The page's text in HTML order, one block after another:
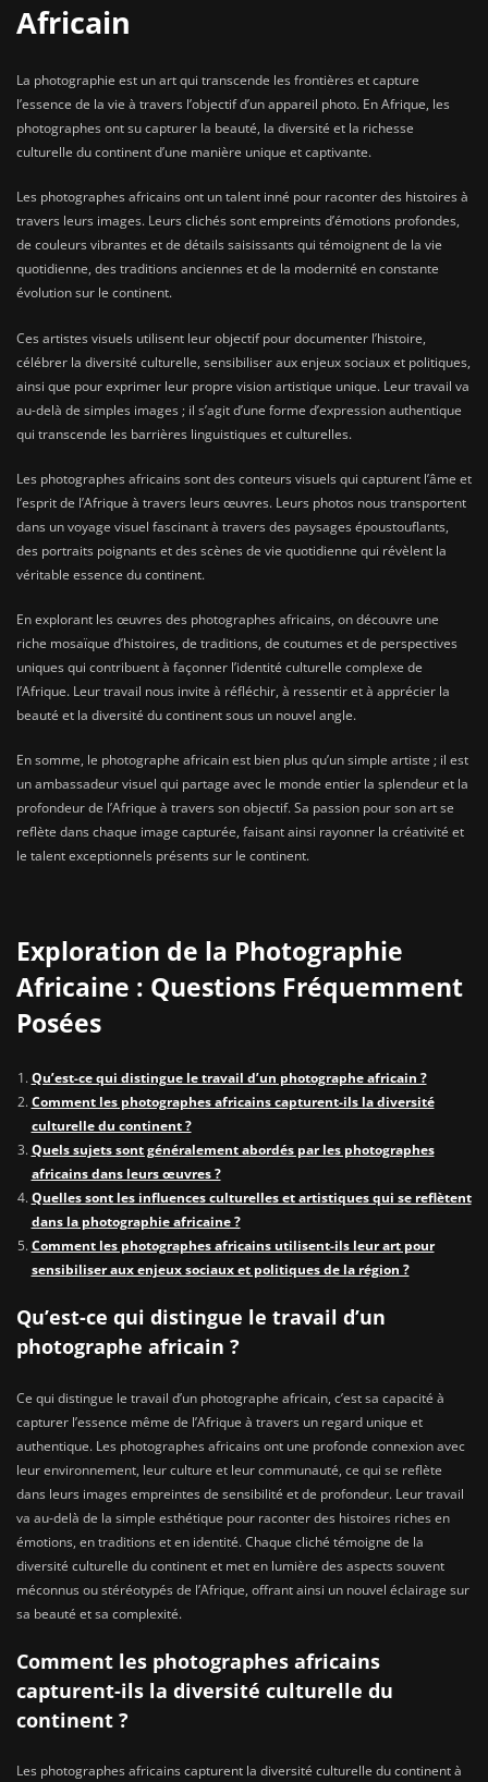
Africain
La photographie est un art qui transcende les frontières et capture
l’essence de la vie à travers l’objectif d’un appareil photo. En Afrique, les
photographes ont su capturer la beauté, la diversité et la richesse
culturelle du continent d’une manière unique et captivante.
Les photographes africains ont un talent inné pour raconter des histoires à
travers leurs images. Leurs clichés sont empreints d’émotions profondes,
de couleurs vibrantes et de détails saisissants qui témoignent de la vie
quotidienne, des traditions anciennes et de la modernité en constante
évolution sur le continent.
Ces artistes visuels utilisent leur objectif pour documenter l’histoire,
célébrer la diversité culturelle, sensibiliser aux enjeux sociaux et politiques,
ainsi que pour exprimer leur propre vision artistique unique. Leur travail va
au-delà de simples images ; il s’agit d’une forme d’expression authentique
qui transcende les barrières linguistiques et culturelles.
Les photographes africains sont des conteurs visuels qui capturent l’âme et
l’esprit de l’Afrique à travers leurs œuvres. Leurs photos nous transportent
dans un voyage visuel fascinant à travers des paysages époustouflants,
des portraits poignants et des scènes de vie quotidienne qui révèlent la
véritable essence du continent.
En explorant les œuvres des photographes africains, on découvre une
riche mosaïque d’histoires, de traditions, de coutumes et de perspectives
uniques qui contribuent à façonner l’identité culturelle complexe de
l’Afrique. Leur travail nous invite à réfléchir, à ressentir et à apprécier la
beauté et la diversité du continent sous un nouvel angle.
En somme, le photographe africain est bien plus qu’un simple artiste ; il est
un ambassadeur visuel qui partage avec le monde entier la splendeur et la
profondeur de l’Afrique à travers son objectif. Sa passion pour son art se
reflète dans chaque image capturée, faisant ainsi rayonner la créativité et
le talent exceptionnels présents sur le continent.
Exploration de la Photographie
Africaine : Questions Fréquemment
Posées
Qu’est-ce qui distingue le travail d’un photographe africain ?
Comment les photographes africains capturent-ils la diversité
culturelle du continent ?
Quels sujets sont généralement abordés par les photographes
africains dans leurs œuvres ?
Quelles sont les influences culturelles et artistiques qui se reflètent
dans la photographie africaine ?
Comment les photographes africains utilisent-ils leur art pour
sensibiliser aux enjeux sociaux et politiques de la région ?
Qu’est-ce qui distingue le travail d’un
photographe africain ?
Ce qui distingue le travail d’un photographe africain, c’est sa capacité à
capturer l’essence même de l’Afrique à travers un regard unique et
authentique. Les photographes africains ont une profonde connexion avec
leur environnement, leur culture et leur communauté, ce qui se reflète
dans leurs images empreintes de sensibilité et de profondeur. Leur travail
va au-delà de la simple esthétique pour raconter des histoires riches en
émotions, en traditions et en identité. Chaque cliché témoigne de la
diversité culturelle du continent et met en lumière des aspects souvent
méconnus ou stéréotypés de l’Afrique, offrant ainsi un nouvel éclairage sur
sa beauté et sa complexité.
Comment les photographes africains
capturent-ils la diversité culturelle du
continent ?
Les photographes africains capturent la diversité culturelle du continent à